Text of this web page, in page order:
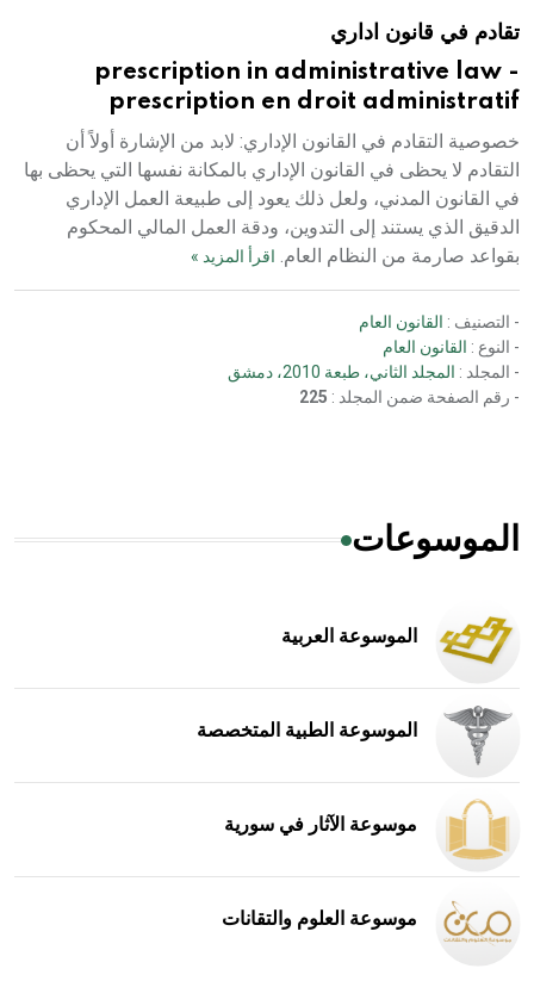
تقادم في قانون اداري
prescription in administrative law -
prescription en droit administratif
خصوصية التقادم في القانون الإداري: لابد من الإشارة أولاً أن
التقادم لا يحظى في القانون الإداري بالمكانة نفسها التي يحظى بها
في القانون المدني، ولعل ذلك يعود إلى طبيعة العمل الإداري
الدقيق الذي يستند إلى التدوين، ودقة العمل المالي المحكوم
بقواعد صارمة من النظام العام. اقرأ المزيد »
- التصنيف : القانون العام
- النوع : القانون العام
- المجلد : المجلد الثاني، طبعة 2010، دمشق
- رقم الصفحة ضمن المجلد : 225
الموسوعات
الموسوعة العربية
الموسوعة الطبية المتخصصة
موسوعة الآثار في سورية
موسوعة العلوم والتقانات